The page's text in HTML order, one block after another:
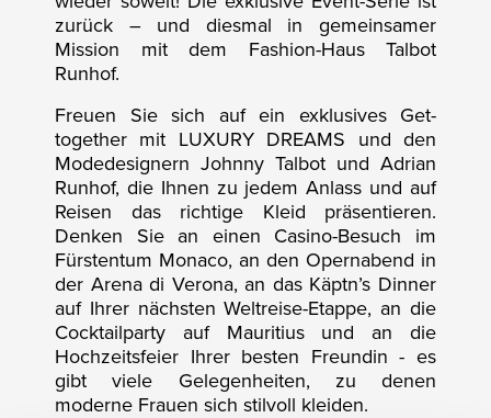
zurück – und diesmal in gemeinsamer
Mission mit dem Fashion-Haus Talbot
Runhof.
Freuen Sie sich auf ein exklusives Get-
together mit LUXURY DREAMS und den
Modedesignern Johnny Talbot und Adrian
Runhof, die Ihnen zu jedem Anlass und auf
Reisen das richtige Kleid präsentieren.
Denken Sie an einen Casino-Besuch im
Fürstentum Monaco, an den Opernabend in
der Arena di Verona, an das Käptn’s Dinner
auf Ihrer nächsten Weltreise-Etappe, an die
Cocktailparty auf Mauritius und an die
Hochzeitsfeier Ihrer besten Freundin - es
gibt viele Gelegenheiten, zu denen
moderne Frauen sich stilvoll kleiden.